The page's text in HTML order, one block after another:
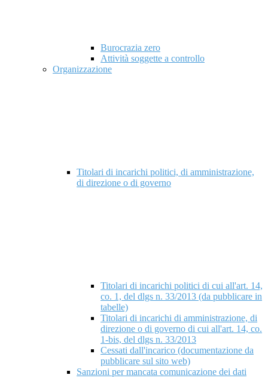
Burocrazia zero
Attività soggette a controllo
Organizzazione
Titolari di incarichi politici, di amministrazione,
di direzione o di governo
Titolari di incarichi politici di cui all'art. 14,
co. 1, del dlgs n. 33/2013 (da pubblicare in
tabelle)
Titolari di incarichi di amministrazione, di
direzione o di governo di cui all'art. 14, co.
1-bis, del dlgs n. 33/2013
Cessati dall'incarico (documentazione da
pubblicare sul sito web)
Sanzioni per mancata comunicazione dei dati